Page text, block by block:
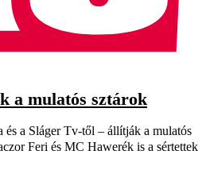
a mulatós sztárok
és a Sláger Tv-től – állítják a mulatós
Feri és MC Hawerék is a sértettek